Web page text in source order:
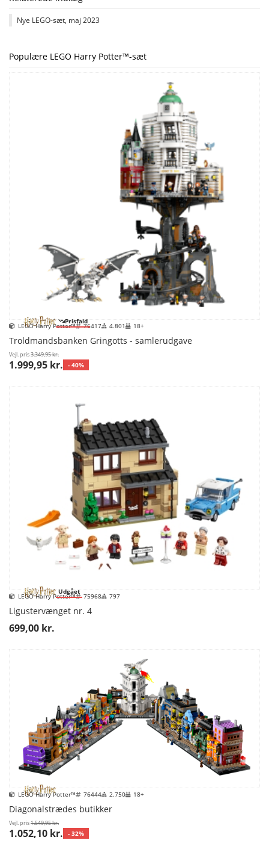
Nye LEGO-sæt, maj 2023
Populære LEGO Harry Potter™-sæt
Prisfald
LEGO Harry Potter™ 76417 4.801 18+
Troldmandsbanken Gringotts - samlerudgave
Vejl. pris3.349,95 kr.
1.999,95 kr. - 40%
Udgået
LEGO Harry Potter™ 75968 797
Ligustervænget nr. 4
699,00 kr.
LEGO Harry Potter™ 76444 2.750 18+
Diagonalstrædes butikker
Vejl. pris1.549,95 kr.
1.052,10 kr. - 32%